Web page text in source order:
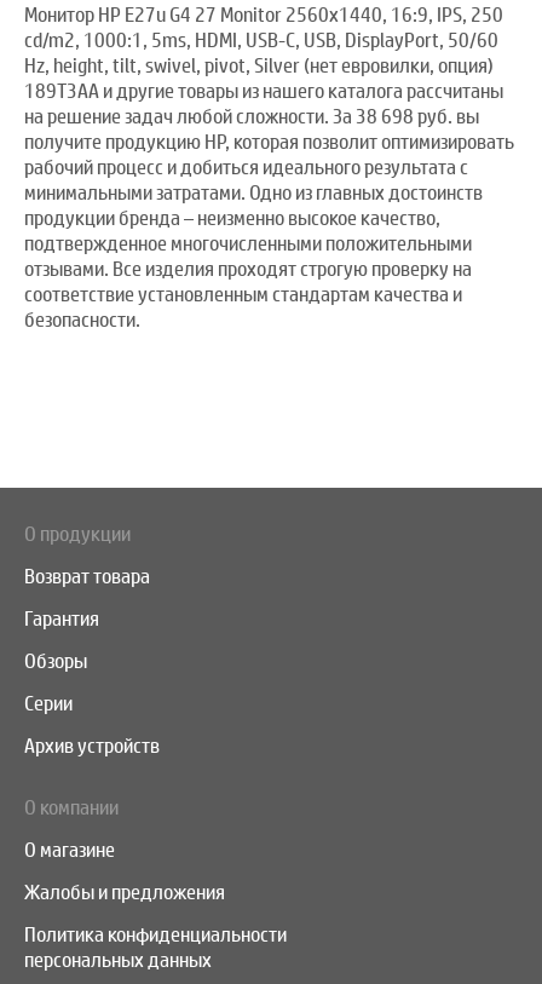
Монитор HP E27u G4 27 Monitor 2560x1440, 16:9, IPS, 250
cd/m2, 1000:1, 5ms, HDMI, USB-C, USB, DisplayPort, 50/60
Hz, height, tilt, swivel, pivot, Silver (нет евровилки, опция)
189T3AA и другие товары из нашего каталога рассчитаны
на решение задач любой сложности. За 38 698 руб. вы
получите продукцию HP, которая позволит оптимизировать
рабочий процесс и добиться идеального результата с
минимальными затратами. Одно из главных достоинств
продукции бренда – неизменно высокое качество,
подтвержденное многочисленными положительными
отзывами. Все изделия проходят строгую проверку на
соответствие установленным стандартам качества и
безопасности.
О продукции
Возврат товара
Гарантия
Обзоры
Серии
Архив устройств
О компании
О магазине
Жалобы и предложения
Политика конфиденциальности
персональных данных